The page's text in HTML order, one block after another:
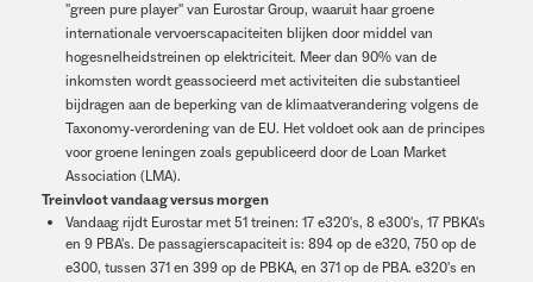
''green pure player'' van Eurostar Group, waaruit haar groene
internationale vervoerscapaciteiten blijken door middel van
hogesnelheidstreinen op elektriciteit. Meer dan 90% van de
inkomsten wordt geassocieerd met activiteiten die substantieel
bijdragen aan de beperking van de klimaatverandering volgens de
Taxonomy-verordening van de EU. Het voldoet ook aan de principes
voor groene leningen zoals gepubliceerd door de Loan Market
Association (LMA).
Treinvloot vandaag versus morgen
Vandaag rijdt Eurostar met 51 treinen: 17 e320's, 8 e300's, 17 PBKA's
en 9 PBA's. De passagierscapaciteit is: 894 op de e320, 750 op de
e300, tussen 371 en 399 op de PBKA, en 371 op de PBA. e320's en